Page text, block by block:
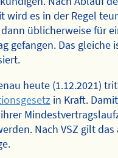
wird es in der Regel
üblicherweise für
gefangen. Das gleiche
heute (1.12.2021)
in Kraft. Damit
Nach VSZ gilt das